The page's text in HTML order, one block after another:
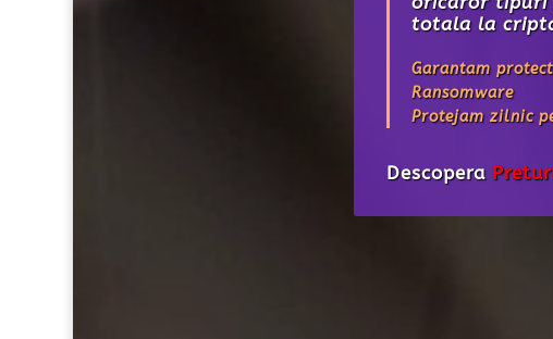
Este utilizata
al
Simplu, usor,